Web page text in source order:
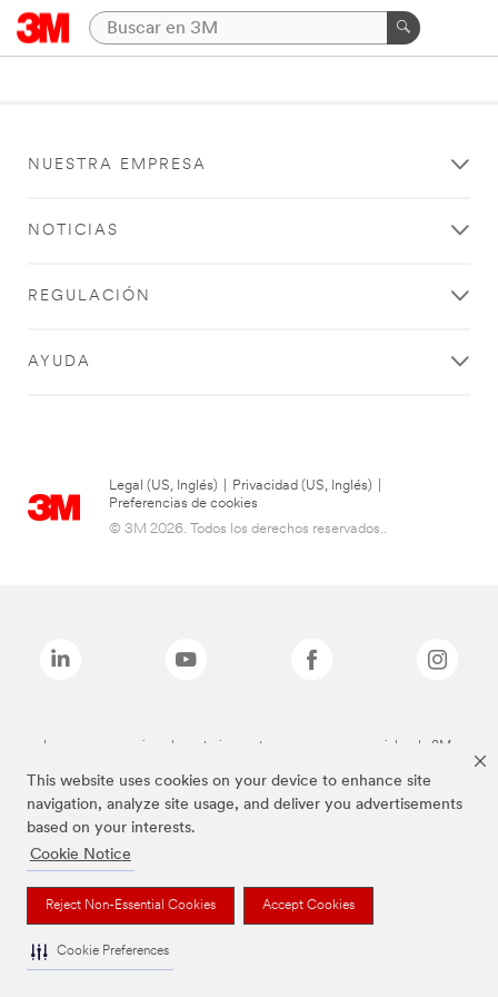
This website uses cookies on your device to enhance site
navigation, analyze site usage, and deliver you advertisements
based on your interests.
Cookie Notice
Reject Non-Essential Cookies Accept Cookies
Cookie Preferences
NUESTRA EMPRESA
NOTICIAS
REGULACIÓN
AYUDA
Legal (US, Inglés) Privacidad (US, Inglés)
Preferencias de cookies
© 3M 2026. Todos los derechos reservados..
Las marcas mencionadas anteriormente son marcas comerciales de 3M.